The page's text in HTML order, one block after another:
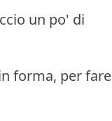
un po' di
forma, per fare